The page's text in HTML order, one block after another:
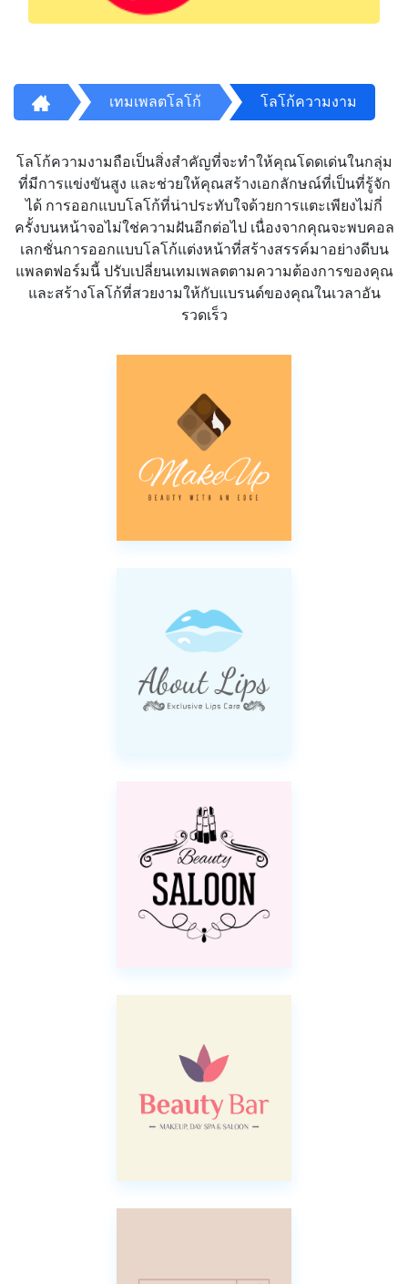
เทมเพลตโลโก้ โลโก้ความงาม
โลโก้ความงามถือเป็นสิ่งสำคัญที่จะทำให้คุณโดดเด่นในกลุ่ม
ที่มีการแข่งขันสูง และช่วยให้คุณสร้างเอกลักษณ์ที่เป็นที่รู้จัก
ได้ การออกแบบโลโก้ที่น่าประทับใจด้วยการแตะเพียงไม่กี่
ครั้งบนหน้าจอไม่ใช่ความฝันอีกต่อไป เนื่องจากคุณจะพบคอล
เลกชั่นการออกแบบโลโก้แต่งหน้าที่สร้างสรรค์มาอย่างดีบน
แพลตฟอร์มนี้ ปรับเปลี่ยนเทมเพลตตามความต้องการของคุณ
และสร้างโลโก้ที่สวยงามให้กับแบรนด์ของคุณในเวลาอัน
รวดเร็ว